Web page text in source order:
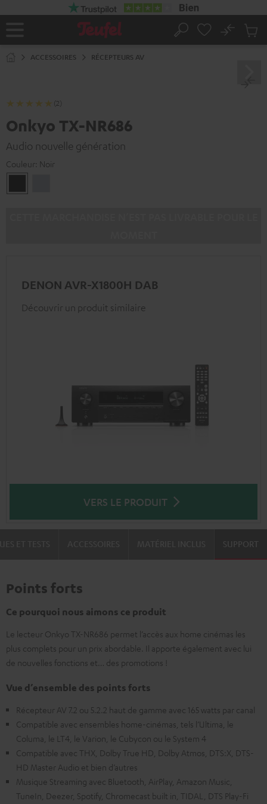
Page
Rechercher
No
ACCESSOIRES RÉCEPTEURS AV
(2)
Onkyo TX-NR686
Audio nouvelle génération
Couleur: Noir
DENON AVR-X1800H DAB
Découvrir un produit similaire
VERS LE PRODUIT
SUPPORT
Points forts
Ce pourquoi nous aimons ce produit
Le lecteur Onkyo TX-NR686 permet l’accès aux home cinémas les
plus complets pour un prix abordable. Il apporte également avec lui
de nouvelles fonctions et… des promotions !
Vue d’ensemble des points forts
Récepteur AV 7.2 ou 5.2.2 haut de gamme avec 165 watts par canal
Compatible avec ensembles home-cinémas, tels l’Ultima, le
Columa, le LT4, le Varion, le Cubycon ou le System 4
Compatible avec THX, Dolby True HD, Dolby Atmos, DTS:X, DTS-
HD Master Audio et bien d’autres
Musique Streaming avec Bluetooth, AirPlay, Amazon Music,
TuneIn, Deezer, Spotify, Chromecast built in, TIDAL, DTS Play-Fi